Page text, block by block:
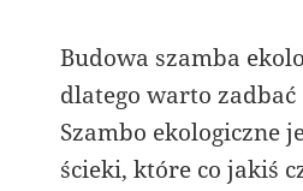
Budowa szamba
dlatego warto
Szambo ekologiczne
ścieki, które co jakiś